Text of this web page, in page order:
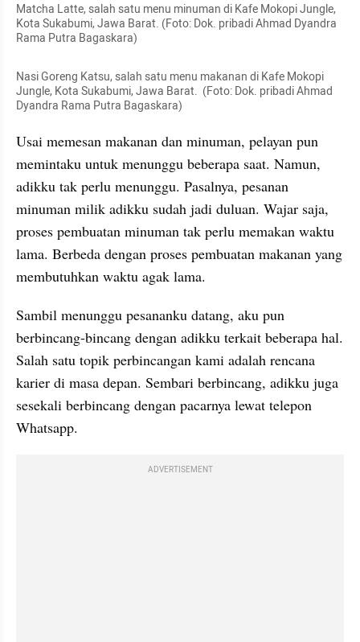
Matcha Latte, salah satu menu minuman di Kafe Mokopi Jungle,
Kota Sukabumi, Jawa Barat. (Foto: Dok. pribadi Ahmad Dyandra
Rama Putra Bagaskara)
Nasi Goreng Katsu, salah satu menu makanan di Kafe Mokopi
Jungle, Kota Sukabumi, Jawa Barat.  (Foto: Dok. pribadi Ahmad
Dyandra Rama Putra Bagaskara)
Usai memesan makanan dan minuman, pelayan pun
memintaku untuk menunggu beberapa saat. Namun,
adikku tak perlu menunggu. Pasalnya, pesanan
minuman milik adikku sudah jadi duluan. Wajar saja,
proses pembuatan minuman tak perlu memakan waktu
lama. Berbeda dengan proses pembuatan makanan yang
membutuhkan waktu agak lama.
Sambil menunggu pesananku datang, aku pun
berbincang-bincang dengan adikku terkait beberapa hal.
Salah satu topik perbincangan kami adalah rencana
karier di masa depan. Sembari berbincang, adikku juga
sesekali berbincang dengan pacarnya lewat telepon
Whatsapp.
ADVERTISEMENT